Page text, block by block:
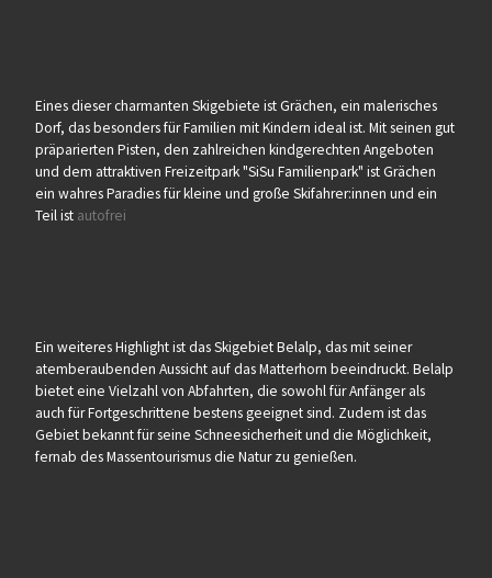
Eines dieser charmanten Skigebiete ist Grächen, ein malerisches
Dorf, das besonders für Familien mit Kindern ideal ist. Mit seinen gut
präparierten Pisten, den zahlreichen kindgerechten Angeboten
und dem attraktiven Freizeitpark "SiSu Familienpark" ist Grächen
ein wahres Paradies für kleine und große Skifahrer:innen und ein
Teil ist autofrei
Ein weiteres Highlight ist das Skigebiet Belalp, das mit seiner
atemberaubenden Aussicht auf das Matterhorn beeindruckt. Belalp
bietet eine Vielzahl von Abfahrten, die sowohl für Anfänger als
auch für Fortgeschrittene bestens geeignet sind. Zudem ist das
Gebiet bekannt für seine Schneesicherheit und die Möglichkeit,
fernab des Massentourismus die Natur zu genießen.